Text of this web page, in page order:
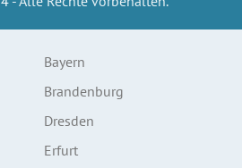
Bayern
Brandenburg
Dresden
Erfurt